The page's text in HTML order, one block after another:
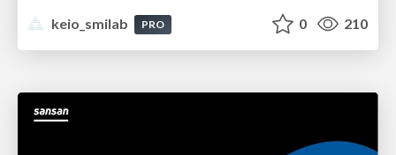
keio_smilab
PRO 0 210